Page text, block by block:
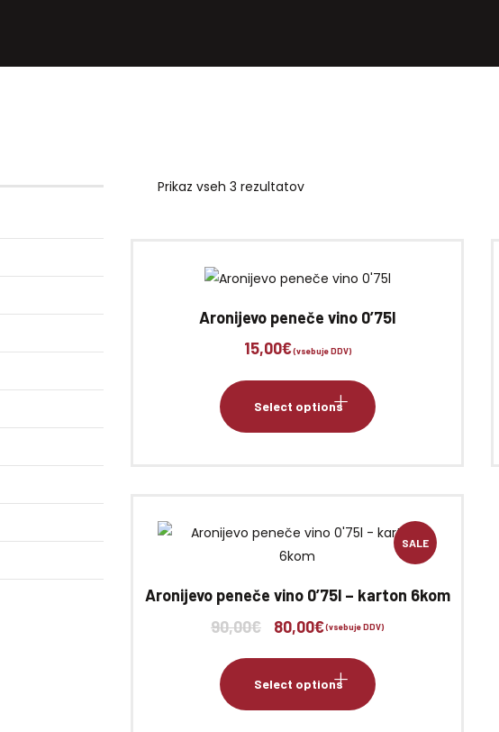
Prikaz vseh 3 rezultatov
Aronijevo peneče vino 0’75l
15,00€(vsebuje DDV)
Select options
SALE
Aronijevo peneče vino 0’75l – karton 6kom
90,00€
Izvirna
80,00€Trenutna
(vsebuje DDV)
Select options